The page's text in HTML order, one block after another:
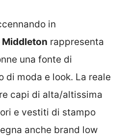
in
Middleton rappresenta
una fonte di
di moda e look. La reale
capi di alta/altissima
e vestiti di stampo
anche brand low